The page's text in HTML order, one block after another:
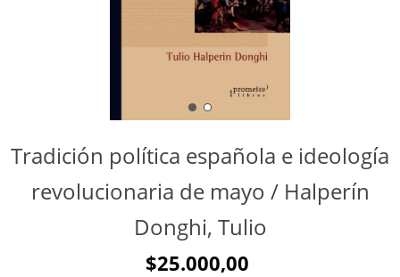
Tradición política española e ideología
revolucionaria de mayo / Halperín
Donghi, Tulio
$25.000,00